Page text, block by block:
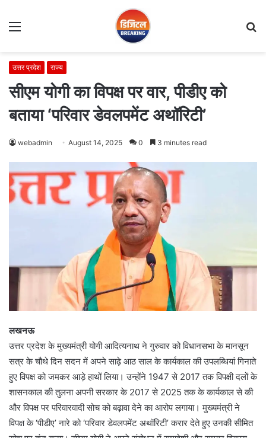
Menu
उत्तर प्रदेश राज्य
सीएम योगी का विपक्ष पर वार, पीडीए को
बताया ‘परिवार डेवलपमेंट अथॉरिटी’
webadmin August 14, 2025 0 3 minutes read
लखनऊ
उत्तर प्रदेश के मुख्यमंत्री योगी आदित्यनाथ ने गुरुवार को विधानसभा के मानसून
सत्र के चौथे दिन सदन में अपने साढ़े आठ साल के कार्यकाल की उपलब्धियां गिनाते
हुए विपक्ष को जमकर आड़े हाथों लिया। उन्होंने 1947 से 2017 तक विपक्षी दलों के
शासनकाल की तुलना अपनी सरकार के 2017 से 2025 तक के कार्यकाल से की
और विपक्ष पर परिवारवादी सोच को बढ़ावा देने का आरोप लगाया। मुख्यमंत्री ने
विपक्ष के ‘पीडीए’ नारे को ‘परिवार डेवलपमेंट अथॉरिटी’ करार देते हुए उनकी सीमित